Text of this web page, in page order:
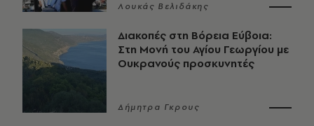
Λουκάς Βελιδάκης
Διακοπές στη Βόρεια Εύβοια:
Στη Μονή του Αγίου Γεωργίου με
Ουκρανούς προσκυνητές
Δήμητρα Γκρους